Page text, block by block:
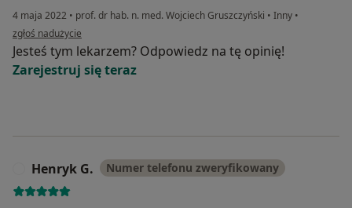
4 maja 2022 • prof. dr hab. n. med. Wojciech Gruszczyński • Inny •
w opinii użytkownika Sylwia
zgłoś nadużycie
Jesteś tym lekarzem? Odpowiedz na tę opinię!
Zarejestruj się teraz
Henryk G. Numer telefonu zweryfikowany